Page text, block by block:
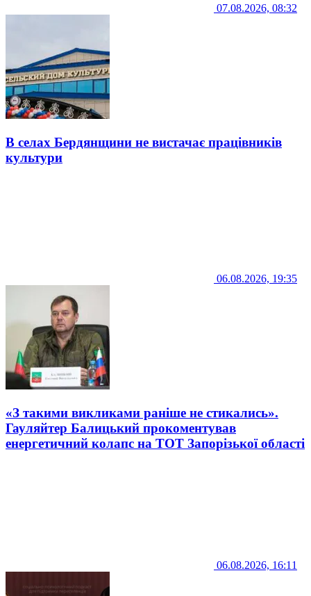
07.08.2026, 08:32
В селах Бердянщини не вистачає працівників
культури
06.08.2026, 19:35
«З такими викликами раніше не стикались».
Гауляйтер Балицький прокоментував
енергетичний колапс на ТОТ Запорізької області
06.08.2026, 16:11